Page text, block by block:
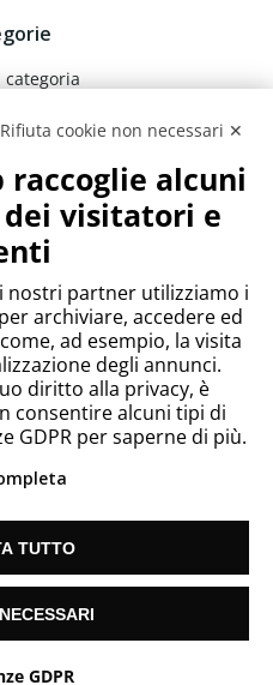
categoria
contenuti
S.L. Vat: ES B67186635 |
Hai bisogno di aiuto?
Rifiuta cookie non necessari ✕
raccoglie alcuni
visitatori e
nostri partner utilizziamo i
archiviare, accedere ed
ad esempio, la visita
degli annunci.
diritto alla privacy, è
consentire alcuni tipi di
GDPR per saperne di più.
TUTTO
GDPR